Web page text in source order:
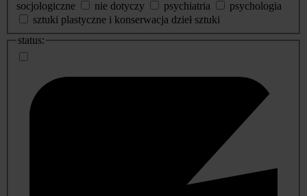
socjologiczne
nie dotyczy psychiatria
psychologia
sztuki plastyczne i konserwacja dzieł sztuki
status: